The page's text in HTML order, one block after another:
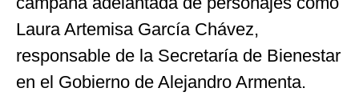
Laura Artemisa García Chávez,
responsable de la Secretaría de Bienestar
en el Gobierno de Alejandro Armenta.